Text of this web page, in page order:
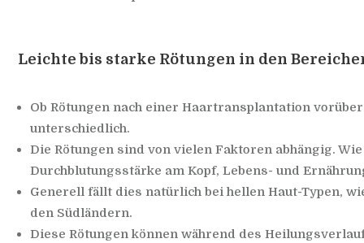
Leichte bis starke Rötungen in den
Ob Rötungen nach einer Haartransplantation
unterschiedlich.
Die Rötungen sind von vielen Faktoren abhängig.
Durchblutungsstärke am Kopf, Lebens- und
Generell fällt dies natürlich bei hellen Haut-Typen,
den Südländern.
Diese Rötungen können während des